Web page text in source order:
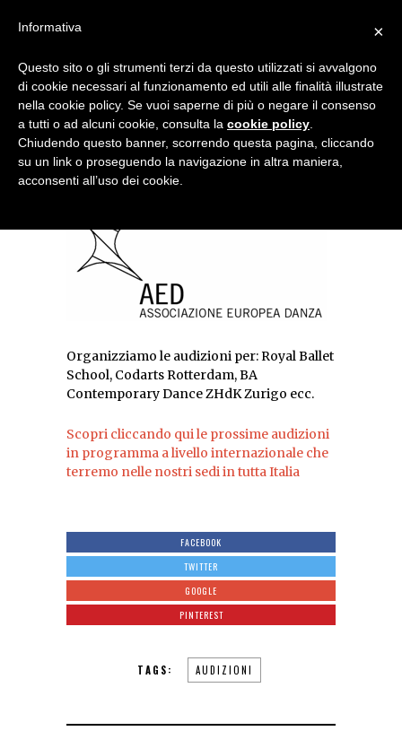
NOTIZIE DI DANZA IN ITALIA E ALL’ESTERO, PER DANZATORI,
Audizioni di danza
Organizziamo le audizioni per: Royal Ballet
School, Codarts Rotterdam, BA
Contemporary Dance ZHdK Zurigo ecc.
Scopri cliccando qui le prossime audizioni
in programma a livello internazionale che
terremo nelle nostri sedi in tutta Italia
FACEBOOK
TWITTER
GOOGLE
PINTEREST
TAGS: AUDIZIONI
×
Informativa
Questo sito o gli strumenti terzi da questo utilizzati si avvalgono
di cookie necessari al funzionamento ed utili alle finalità illustrate
nella cookie policy. Se vuoi saperne di più o negare il consenso
a tutti o ad alcuni cookie, consulta la cookie policy
Chiudendo questo banner, scorrendo questa pagina, cliccando
su un link o proseguendo la navigazione in altra maniera,
acconsenti all’uso dei cookie.